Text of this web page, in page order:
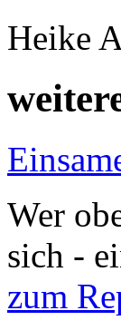
Heike
Wer
sich -
zum